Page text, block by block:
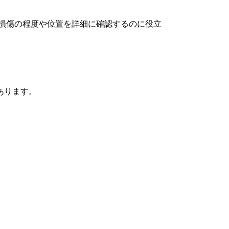
傷の程度や位置を詳細に確認するのに役立
ます。